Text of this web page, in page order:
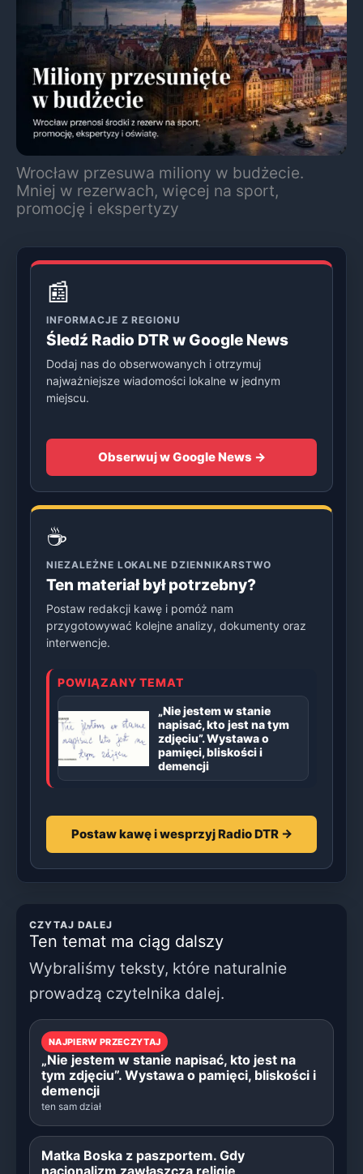
Wrocław przesuwa miliony w budżecie.
Mniej w rezerwach, więcej na sport,
promocję i ekspertyzy
📰
INFORMACJE Z REGIONU
Śledź Radio DTR w Google News
Dodaj nas do obserwowanych i otrzymuj
najważniejsze wiadomości lokalne w jednym
miejscu.
Obserwuj w Google News →
☕
NIEZALEŻNE LOKALNE DZIENNIKARSTWO
Ten materiał był potrzebny?
Postaw redakcji kawę i pomóż nam
przygotowywać kolejne analizy, dokumenty oraz
interwencje.
POWIĄZANY TEMAT
„Nie jestem w stanie
napisać, kto jest na tym
zdjęciu”. Wystawa o
pamięci, bliskości i
demencji
Postaw kawę i wesprzyj Radio DTR →
CZYTAJ DALEJ
Ten temat ma ciąg dalszy
Wybraliśmy teksty, które naturalnie
prowadzą czytelnika dalej.
NAJPIERW PRZECZYTAJ
„Nie jestem w stanie napisać, kto jest na
tym zdjęciu”. Wystawa o pamięci, bliskości i
demencji
ten sam dział
Matka Boska z paszportem. Gdy